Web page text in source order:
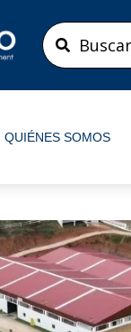
Search
...
QUIÉNES SOMOS